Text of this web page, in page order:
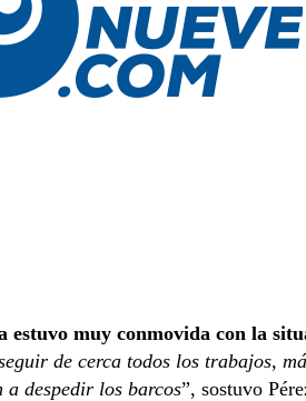
estuvo muy conmovida con la
de cerca todos los trabajos,
a despedir los barcos”, sostuvo